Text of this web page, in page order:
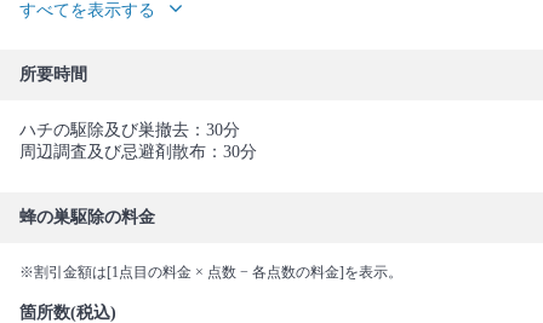
すべてを表示する
所要時間
ハチの駆除及び巣撤去：30分
周辺調査及び忌避剤散布：30分
蜂の巣駆除の料金
※割引金額は[1点目の料金 × 点数 − 各点数の料金]を表示。
箇所数(税込)